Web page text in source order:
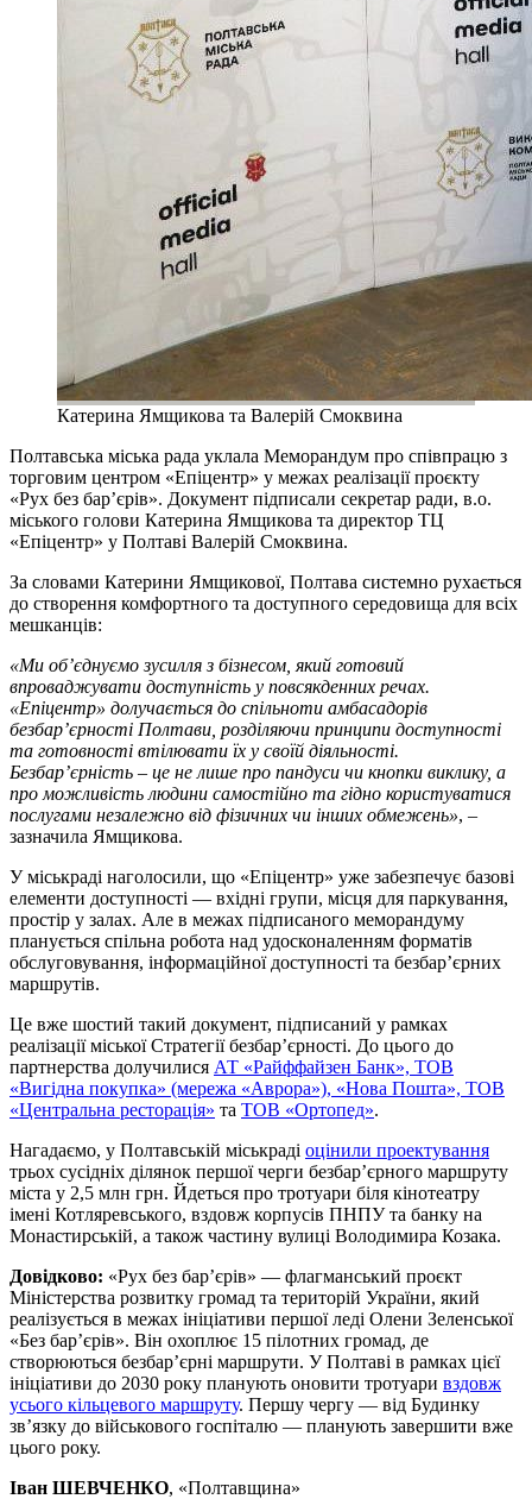
Катерина Ямщикова та Валерій Смоквина
Полтавська міська рада уклала Меморандум про співпрацю з
торговим центром «Епіцентр» у межах реалізації проєкту
«Рух без бар’єрів». Документ підписали секретар ради, в.о.
міського голови Катерина Ямщикова та директор ТЦ
«Епіцентр» у Полтаві Валерій Смоквина.
За словами Катерини Ямщикової, Полтава системно рухається
до створення комфортного та доступного середовища для всіх
мешканців:
«Ми об’єднуємо зусилля з бізнесом, який готовий
впроваджувати доступність у повсякденних речах.
«Епіцентр» долучається до спільноти амбасадорів
безбар’єрності Полтави, розділяючи принципи доступності
та готовності втілювати їх у своїй діяльності.
Безбар’єрність – це не лише про пандуси чи кнопки виклику, а
про можливість людини самостійно та гідно користуватися
послугами незалежно від фізичних чи інших обмежень», –
зазначила Ямщикова.
У міськраді наголосили, що «Епіцентр» уже забезпечує базові
елементи доступності — вхідні групи, місця для паркування,
простір у залах. Але в межах підписаного меморандуму
планується спільна робота над удосконаленням форматів
обслуговування, інформаційної доступності та безбар’єрних
маршрутів.
Це вже шостий такий документ, підписаний у рамках
реалізації міської Стратегії безбар’єрності. До цього до
партнерства долучилися АТ «Райффайзен Банк», ТОВ
«Вигідна покупка» (мережа «Аврора»), «Нова Пошта», ТОВ
«Центральна ресторація» та ТОВ «Ортопед».
Нагадаємо, у Полтавській міськраді оцінили проектування
трьох сусідніх ділянок першої черги безбар’єрного маршруту
міста у 2,5 млн грн. Йдеться про тротуари біля кінотеатру
імені Котляревського, вздовж корпусів ПНПУ та банку на
Монастирській, а також частину вулиці Володимира Козака.
Довідково: «Рух без бар’єрів» — флагманський проєкт
Міністерства розвитку громад та територій України, який
реалізується в межах ініціативи першої леді Олени Зеленської
«Без бар’єрів». Він охоплює 15 пілотних громад, де
створюються безбар’єрні маршрути. У Полтаві в рамках цієї
ініціативи до 2030 року планують оновити тротуари вздовж
усього кільцевого маршруту. Першу чергу — від Будинку
зв’язку до військового госпіталю — планують завершити вже
цього року.
Іван ШЕВЧЕНКО, «Полтавщина»